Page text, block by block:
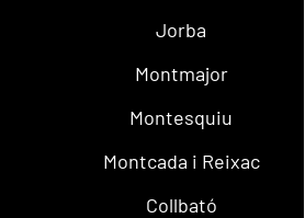
Jorba
Montmajor
Montesquiu
Montcada i Reixac
Collbató